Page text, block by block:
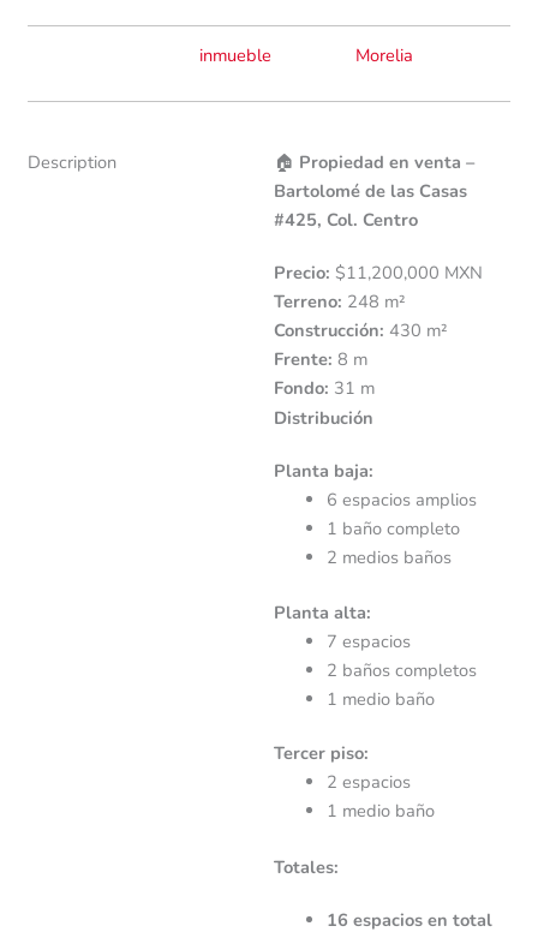
inmueble Morelia
Description 🏠 Propiedad en venta –
Bartolomé de las Casas
#425, Col. Centro
Precio: $11,200,000 MXN
Terreno: 248 m²
Construcción: 430 m²
Frente: 8 m
Fondo: 31 m
Distribución
Planta baja:
6 espacios amplios
1 baño completo
2 medios baños
Planta alta:
7 espacios
2 baños completos
1 medio baño
Tercer piso:
2 espacios
1 medio baño
Totales:
16 espacios en total